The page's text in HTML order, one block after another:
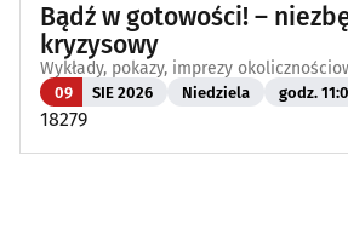
Bądź w gotowości! –
kryzysowy
Wykłady, pokazy, imprezy
09 SIE 2026 Niedziela godz.
18279